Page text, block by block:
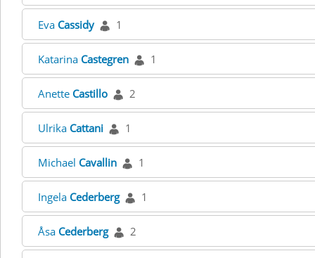
Eva Cassidy 1
Katarina Castegren 1
Anette Castillo 2
Ulrika Cattani 1
Michael Cavallin 1
Ingela Cederberg 1
Åsa Cederberg 2